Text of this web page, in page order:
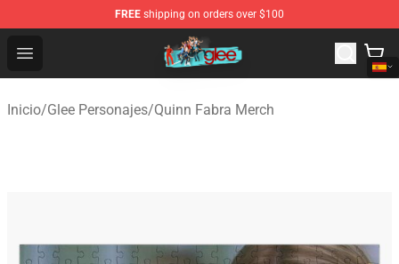
FREE shipping on orders over $100
Open menu
Glee Store - Official Glee Merchandise Shop
Inicio/Glee Personajes/Quinn Fabra Merch